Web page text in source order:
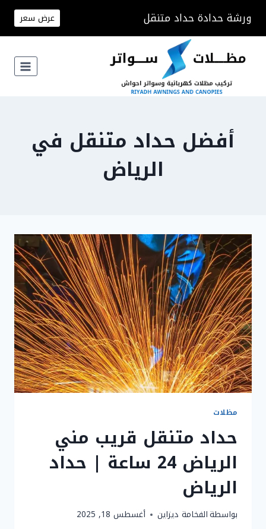
المحتوى
ورشة حدادة حداد متنقل عرض سعر
أفضل حداد متنقل في
الرياض
مظلات
حداد متنقل قريب مني
الرياض 24 ساعة | حداد
الرياض
بواسطةالفخامة ديزاين أغسطس 18, 2025